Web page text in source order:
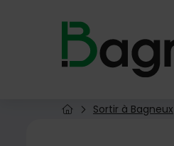
Page d'accueil du site
Sortir à Bagneux